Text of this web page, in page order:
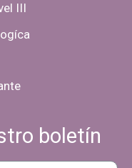
III
boletín